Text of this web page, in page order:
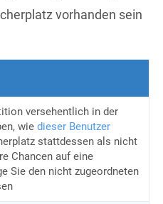
vorhanden sein
versehentlich in der
wie dieser Benutzer
stattdessen als nicht
Chancen auf eine
Sie den nicht zugeordneten